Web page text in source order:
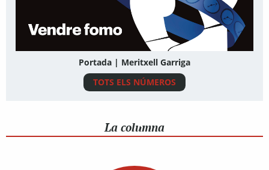
Portada | Meritxell Garriga
TOTS ELS NÚMEROS
La columna